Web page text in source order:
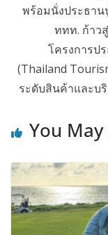
พร้อมนั่งประธา
ททท. ก้าว
โครงการป
(Thailand
ระดับสินค้าและบ
You